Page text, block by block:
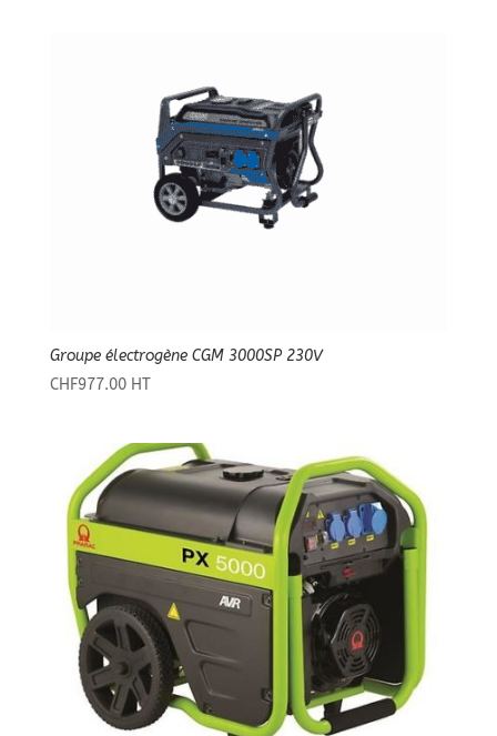
Groupe électrogène CGM 3000SP 230V
CHF977.00 HT